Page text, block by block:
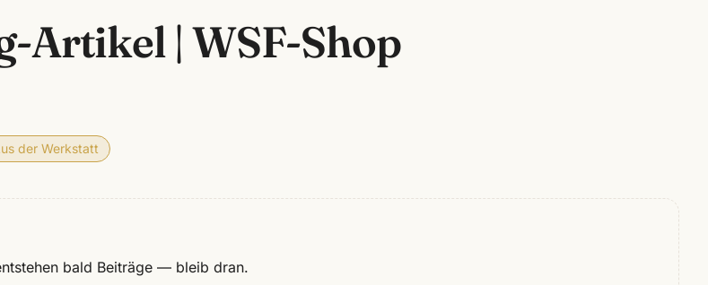
Artikel | WSF-Shop
der Werkstatt
bald Beiträge — bleib dran.